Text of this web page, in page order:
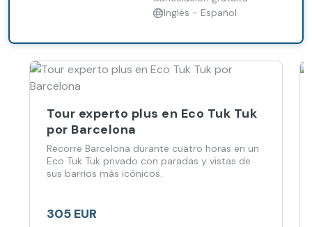
Inglés - Español
Tour experto plus en Eco Tuk Tuk
por Barcelona
Recorre Barcelona durante cuatro horas en un
Eco Tuk Tuk privado con paradas y vistas de
sus barrios más icónicos.
305 EUR